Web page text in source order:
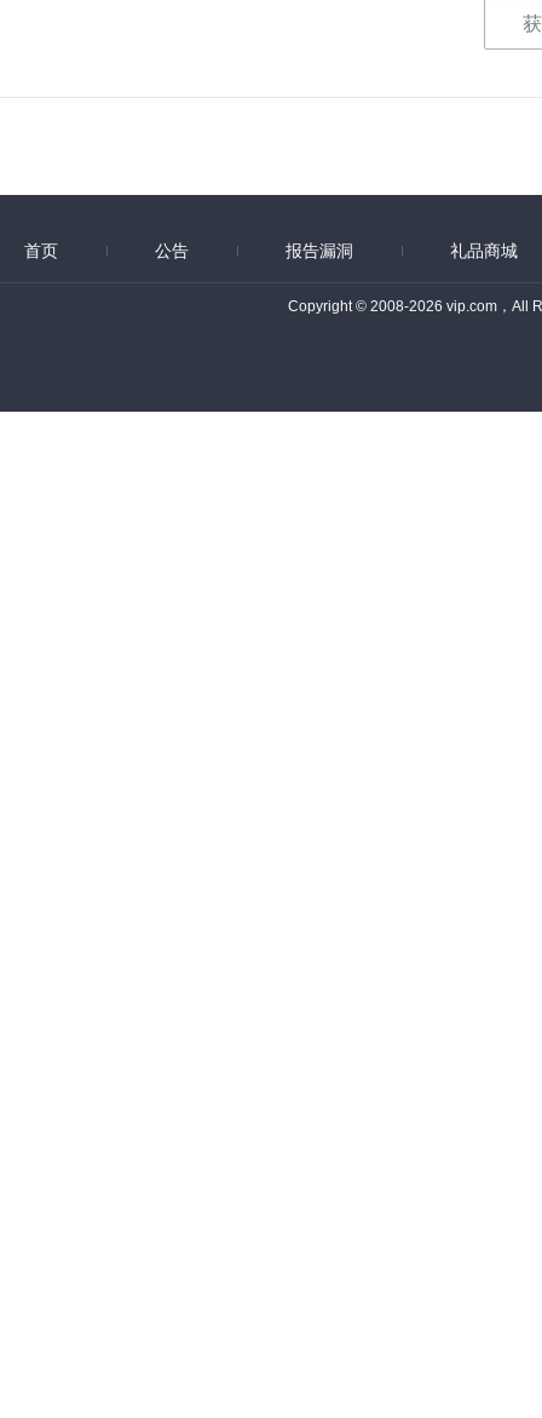
首页 公告 报告漏洞 礼品商城
Copyright © 2008-2026 vip.com，All